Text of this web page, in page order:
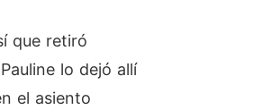
que retiró
lo dejó allí
el asiento